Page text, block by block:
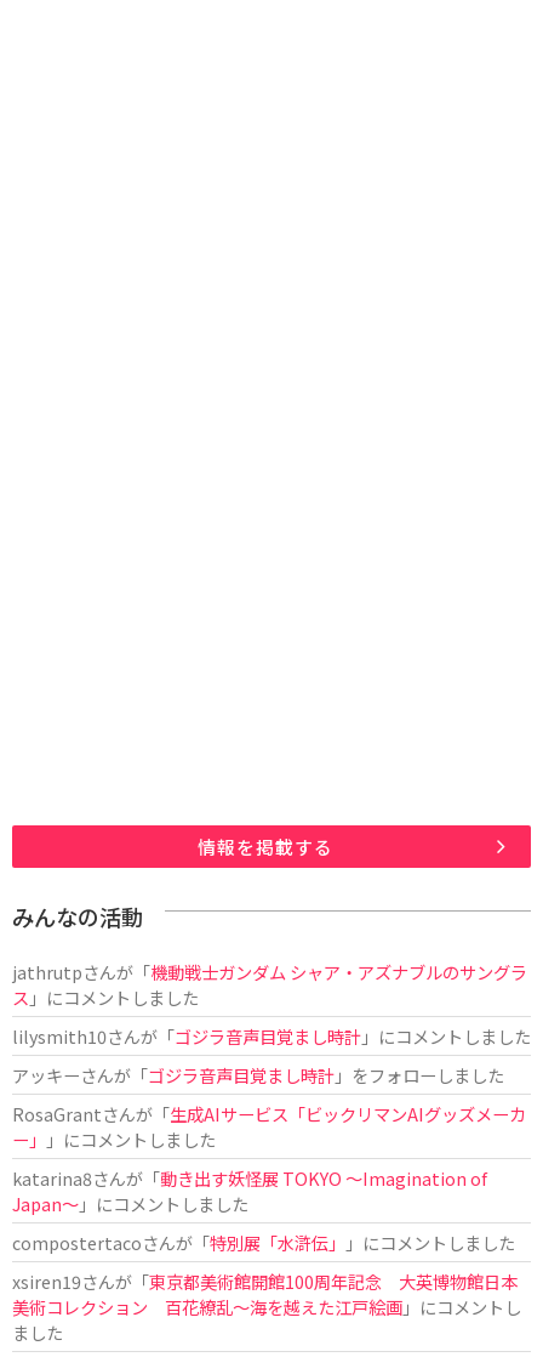
情報を掲載する
みんなの活動
jathrutpさんが「機動戦士ガンダム シャア・アズナブルのサングラ
ス 」にコメントしました
lilysmith10さんが「ゴジラ音声目覚まし時計」にコメントしました
アッキーさんが「ゴジラ音声目覚まし時計」をフォローしました
RosaGrantさんが「生成AIサービス「ビックリマンAIグッズメーカ
ー」
」にコメントしました
katarina8さんが「動き出す妖怪展 TOKYO 〜Imagination of
Japan〜」にコメントしました
compostertacoさんが「特別展「水滸伝」
」にコメントしました
xsiren19さんが「東京都美術館開館100周年記念 大英博物館日本
美術コレクション 百花繚乱～海を越えた江戸絵画」にコメントし
ました